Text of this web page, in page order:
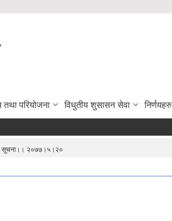
तथा परियोजना विधुतीय शुसासन सेवा निर्णयहरु
सूचना।। २०७७।५।२०